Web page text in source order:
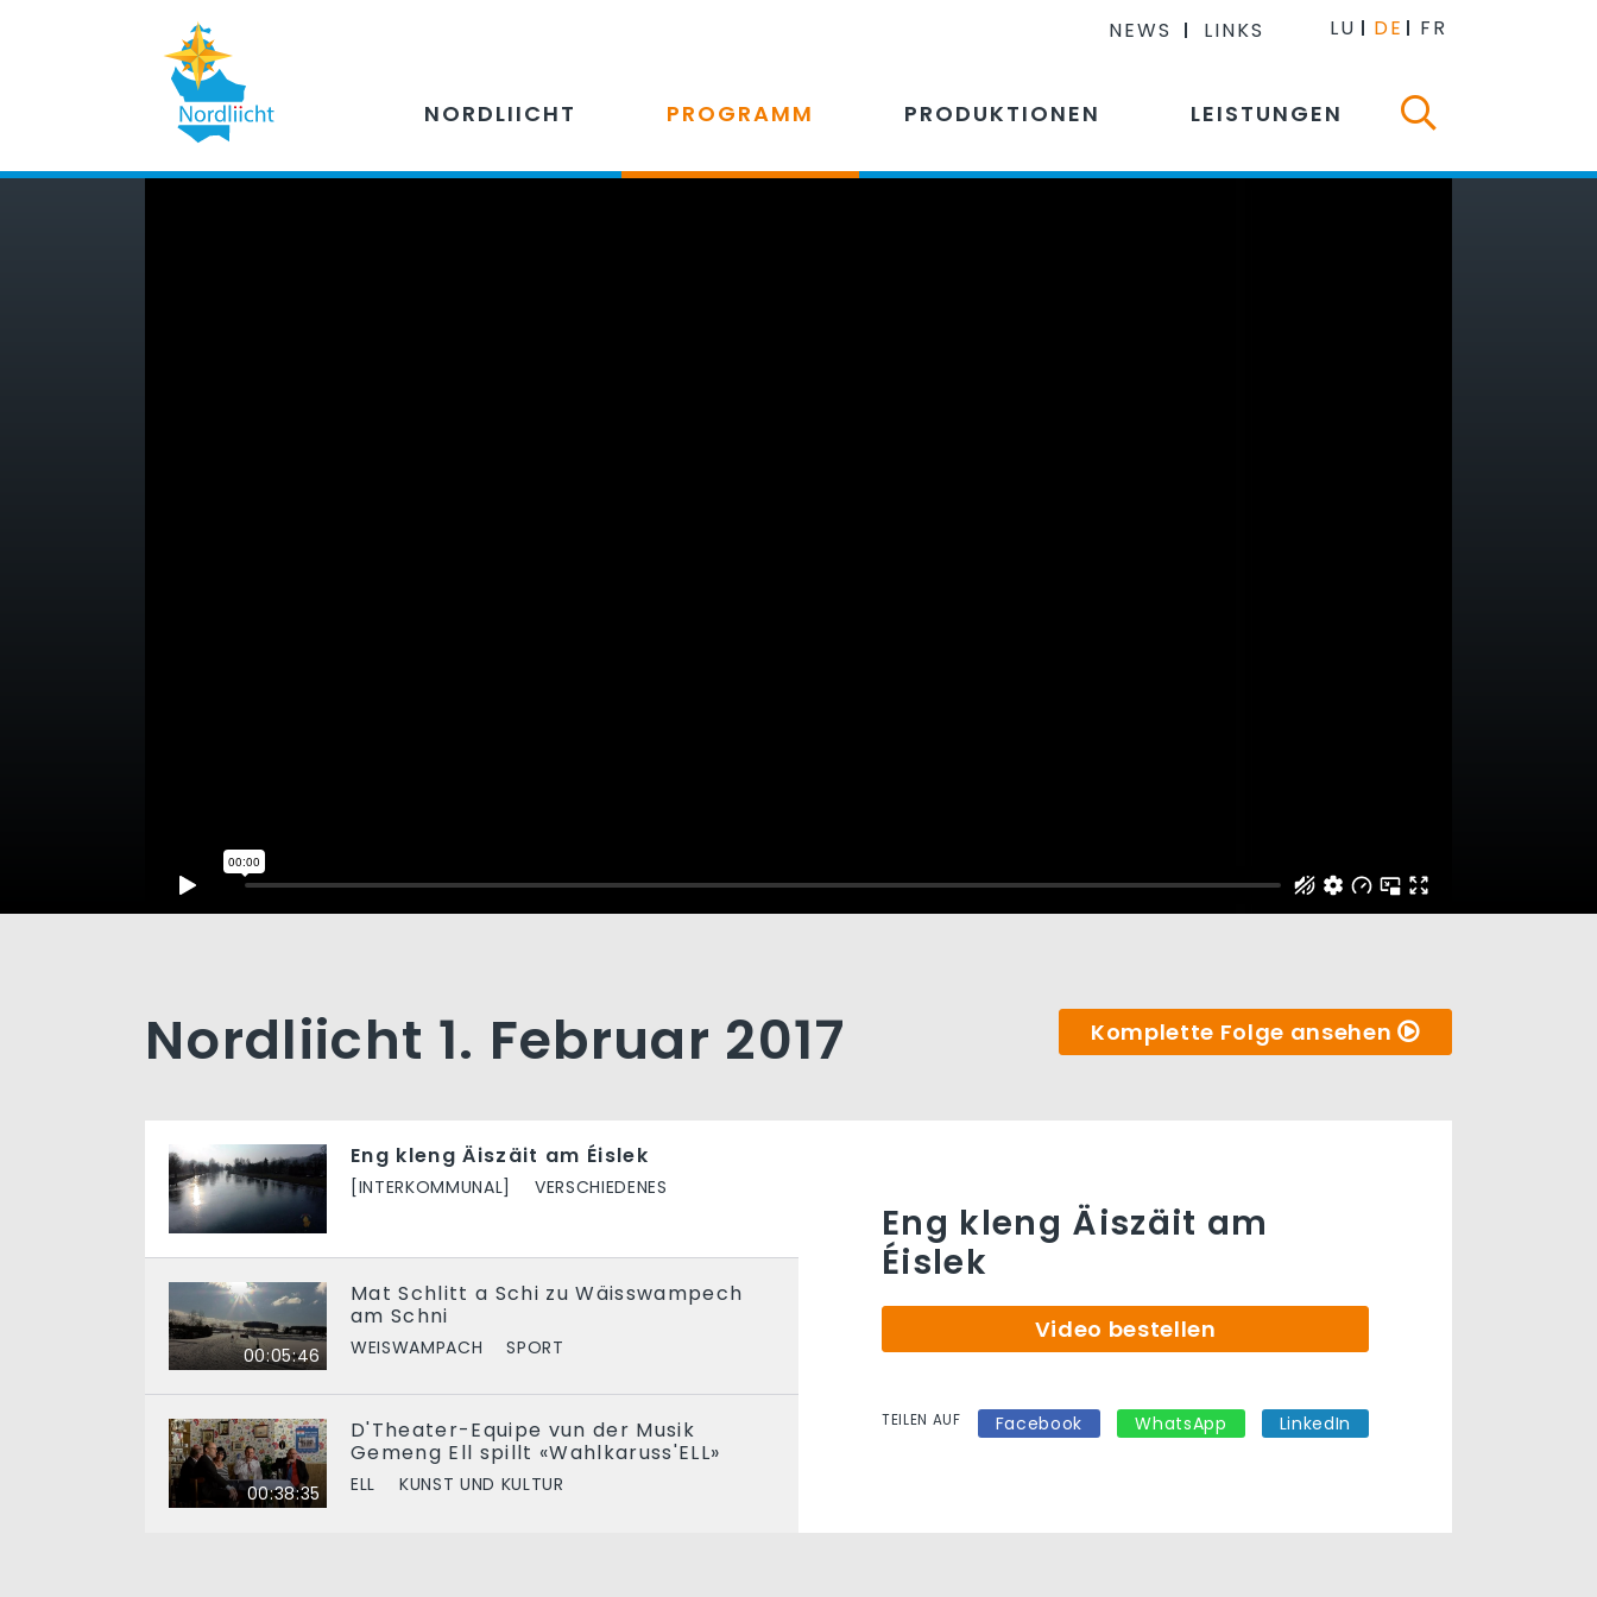
NEWS LINKS LU DE FR
NORDLIICHT PROGRAMM PRODUKTIONEN LEISTUNGEN
Nordliicht 1. Februar 2017 Komplette Folge ansehen
Eng kleng Äiszäit am Éislek
[INTERKOMMUNAL] VERSCHIEDENES
00:05:46
Mat Schlitt a Schi zu Wäisswampech
am Schni
WEISWAMPACH SPORT
00:38:35
D'Theater-Equipe vun der Musik
Gemeng Ell spillt «Wahlkaruss'ELL»
ELL KUNST UND KULTUR
Eng kleng Äiszäit am
Éislek
Video bestellen
TEILEN AUF Facebook WhatsApp LinkedIn